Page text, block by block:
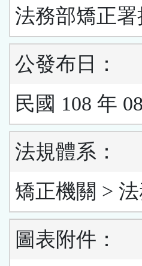
法務部矯正
公發布日：
民國 108 年
法規體系：
矯正機關 >
圖表附件：